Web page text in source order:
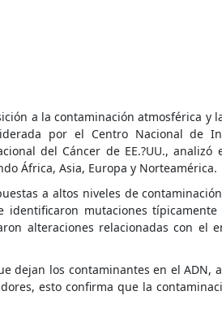
a la contaminación atmosférica y
por el Centro Nacional de
del Cáncer de EE.?UU., analizó
África, Asia, Europa y Norteamérica.
a altos niveles de
mutaciones típicamente
alteraciones relacionadas con el
dejan los contaminantes en el ADN,
esto confirma que la